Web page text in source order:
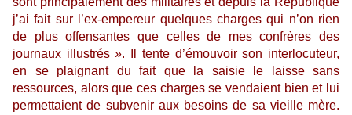
j’ai fait sur l’ex-empereur quelques charges qui n’on rien
de plus offensantes que celles de mes confrères des
journaux illustrés ». Il tente d’émouvoir son interlocuteur,
en se plaignant du fait que la saisie le laisse sans
ressources, alors que ces charges se vendaient bien et lui
permettaient de subvenir aux besoins de sa vieille mère.